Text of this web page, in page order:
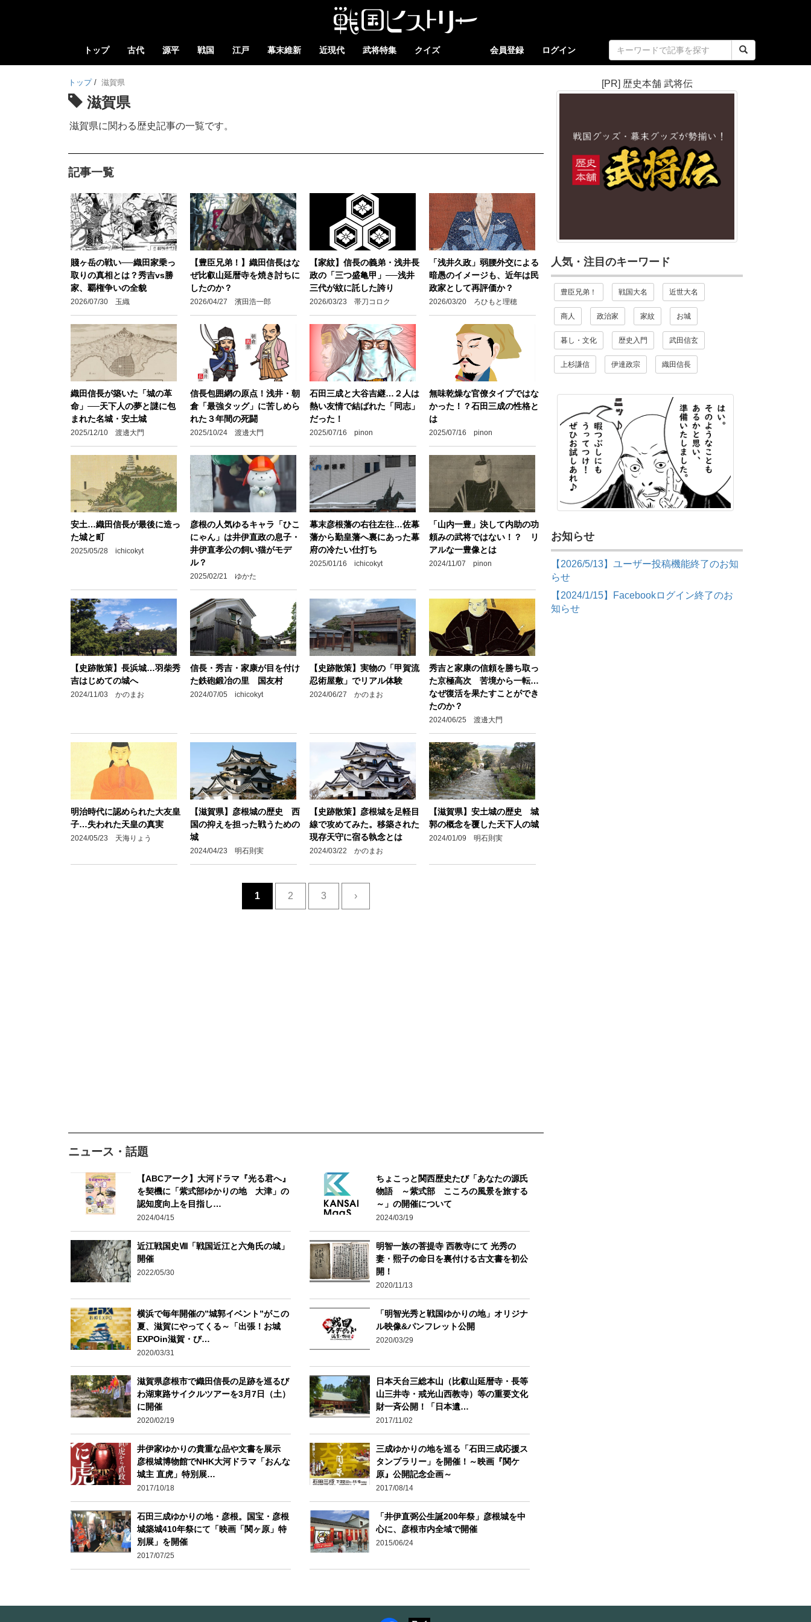
トップ 古代 源平 戦国 江戸 幕末維新 近現代 武将特集 クイズ 会員登録 ログイン
トップ / 滋賀県
滋賀県
滋賀県に関わる歴史記事の一覧です。
記事一覧
賤ヶ岳の戦い──織田家乗っ
取りの真相とは？秀吉vs勝
家、覇権争いの全貌
2026/07/30 玉織
【豊臣兄弟！】織田信長はな
ぜ比叡山延暦寺を焼き討ちに
したのか？
2026/04/27 濱田浩一郎
【家紋】信長の義弟・浅井長
政の「三つ盛亀甲」──浅井
三代が紋に託した誇り
2026/03/23 帯刀コロク
「浅井久政」弱腰外交による
暗愚のイメージも、近年は民
政家として再評価か？
2026/03/20 ろひもと理穂
織田信長が築いた「城の革
命」──天下人の夢と謎に包
まれた名城・安土城
2025/12/10 渡邊大門
信長包囲網の原点！浅井・朝
倉「最強タッグ」に苦しめら
れた３年間の死闘
2025/10/24 渡邊大門
石田三成と大谷吉継…２人は
熱い友情で結ばれた「同志」
だった！
2025/07/16 pinon
無味乾燥な官僚タイプではな
かった！？石田三成の性格と
は
2025/07/16 pinon
安土…織田信長が最後に造っ
た城と町
2025/05/28 ichicokyt
彦根の人気ゆるキャラ「ひこ
にゃん」は井伊直政の息子・
井伊直孝公の飼い猫がモデ
ル？
2025/02/21 ゆかた
幕末彦根藩の右往左往…佐幕
藩から勤皇藩へ裏にあった幕
府の冷たい仕打ち
2025/01/16 ichicokyt
「山内一豊」決して内助の功
頼みの武将ではない！？ リ
アルな一豊像とは
2024/11/07 pinon
【史跡散策】長浜城…羽柴秀
吉はじめての城へ
2024/11/03 かのまお
信長・秀吉・家康が目を付け
た鉄砲鍛冶の里 国友村
2024/07/05 ichicokyt
【史跡散策】実物の「甲賀流
忍術屋敷」でリアル体験
2024/06/27 かのまお
秀吉と家康の信頼を勝ち取っ
た京極高次 苦境から一転…
なぜ復活を果たすことができ
たのか？
2024/06/25 渡邊大門
明治時代に認められた大友皇
子…失われた天皇の真実
2024/05/23 天海りょう
【滋賀県】彦根城の歴史 西
国の抑えを担った戦うための
城
2024/04/23 明石則実
【史跡散策】彦根城を足軽目
線で攻めてみた。移築された
現存天守に宿る執念とは
2024/03/22 かのまお
【滋賀県】安土城の歴史 城
郭の概念を覆した天下人の城
2024/01/09 明石則実
1 2 3 ›
ニュース・話題
【ABCアーク】大河ドラマ『光る君へ』
を契機に「紫式部ゆかりの地 大津」の
認知度向上を目指し…
2024/04/15
ちょこっと関西歴史たび「あなたの源氏
物語 ～紫式部 こころの風景を旅する
～」の開催について
2024/03/19
近江戦国史Ⅷ「戦国近江と六角氏の城」
開催
2022/05/30
明智一族の菩提寺 西教寺にて 光秀の
妻・熙子の命日を裏付ける古文書を初公
開！
2020/11/13
横浜で毎年開催の”城郭イベント”がこの
夏、滋賀にやってくる～「出張！お城
EXPOin滋賀・び…
2020/03/31
「明智光秀と戦国ゆかりの地」オリジナ
ル映像&パンフレット公開
2020/03/29
滋賀県彦根市で織田信長の足跡を巡るび
わ湖東路サイクルツアーを3月7日（土）
に開催
2020/02/19
日本天台三総本山（比叡山延暦寺・長等
山三井寺・戒光山西教寺）等の重要文化
財一斉公開！「日本遺…
2017/11/02
井伊家ゆかりの貴重な品や文書を展示
彦根城博物館でNHK大河ドラマ「おんな
城主 直虎」特別展…
2017/10/18
三成ゆかりの地を巡る「石田三成応援ス
タンプラリー」を開催！～映画『関ケ
原』公開記念企画～
2017/08/14
石田三成ゆかりの地・彦根。国宝・彦根
城築城410年祭にて「映画「関ヶ原」特
別展」を開催
2017/07/25
「井伊直弼公生誕200年祭」彦根城を中
心に、彦根市内全域で開催
2015/06/24
[PR] 歴史本舗 武将伝
人気・注目のキーワード
豊臣兄弟！ 戦国大名 近世大名
商人 政治家 家紋 お城
暮し・文化 歴史入門 武田信玄
上杉謙信 伊達政宗 織田信長
お知らせ
【2026/5/13】ユーザー投稿機能終了のお知
らせ
【2024/1/15】Facebookログイン終了のお
知らせ